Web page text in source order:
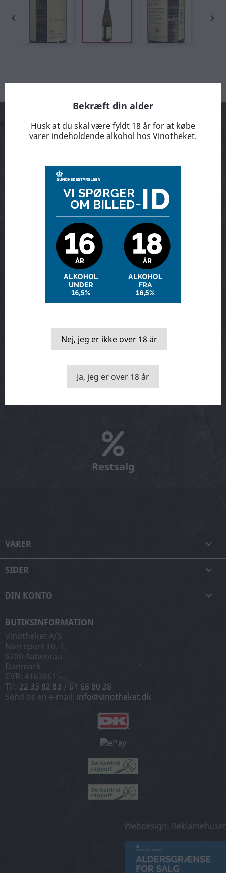
 
Smage kasser
Månedens vin
Restsalg
VARER 
SIDER 
DIN KONTO 
BUTIKSINFORMATION
Vinotheket A/S
Nørreport 10, 1.
6200 Aabenraa
Danmark
CVR: 41678615
Tlf: 22 33 82 83 / 61 68 80 28
Send os en e-mail: info@vinotheket.dk
Webdesign: Reklamehuset
Bekræft din alder
Husk at du skal være fyldt 18 år for at købe
varer indeholdende alkohol hos Vinotheket.
Nej, jeg er ikke over 18 år
Ja, jeg er over 18 år